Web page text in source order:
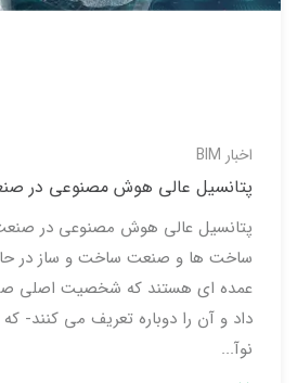
اخبار BIM
پتانسیل عالی هوش مصنوعی در
پتانسیل عالی هوش مصنوعی در
ساخت ها و صنعت ساخت و ساز در
عمده ای هستند که شخصیت اصلی
داد و آن را دوباره تعریف می کنند-
نوآ...